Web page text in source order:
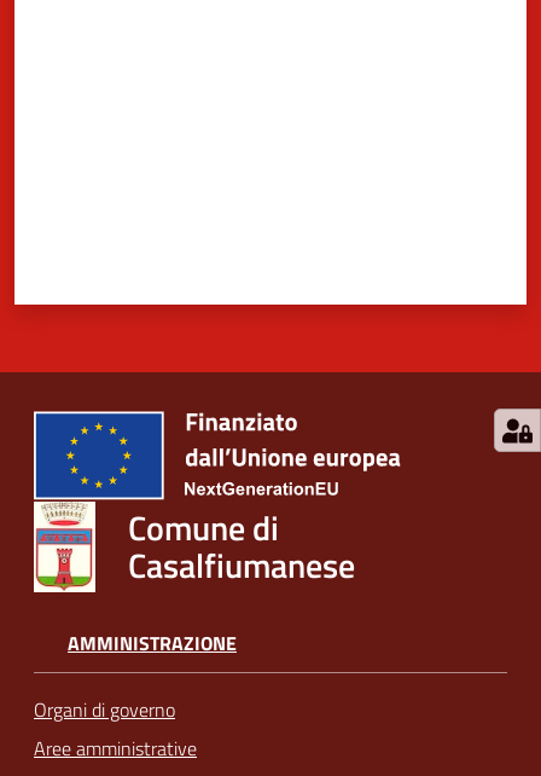
Comune di
Casalfiumanese
AMMINISTRAZIONE
Organi di governo
Aree amministrative